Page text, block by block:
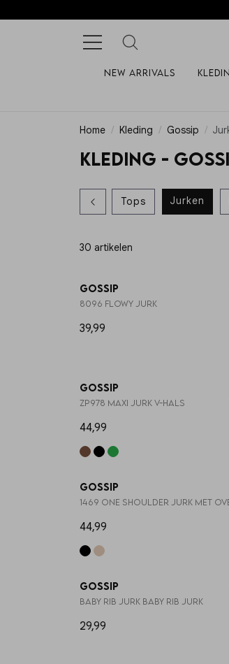
New arrivals
Home Kleding Gossip
Kleding -
Tops Jurken
30 artikelen
Gossip
8096 FLOWY JURK
39,99
Gossip
ZP978 MAXI JURK V-HALS
44,99
Gossip
1469 ONE SHOULDER JURK MET
44,99
Gossip
BABY RIB JURK BABY RIB JURK
29,99